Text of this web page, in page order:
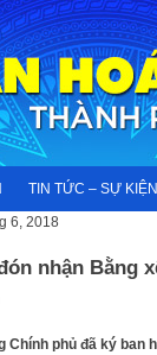
TIN TỨC – SỰ KIỆN
6, 2018
nhận Bằng
Chính phủ đã ký ban